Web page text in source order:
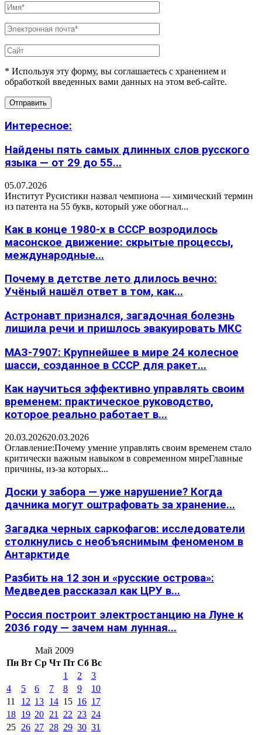
* Используя эту форму, вы соглашаетесь с хранением и
обработкой введенных вами данных на этом веб-сайте.
Интересное:
Найдены пять самых длинных слов русского
языка — от 29 до 55...
05.07.2026
Институт Русистики назвал чемпиона — химический термин
из патента на 55 букв, который уже обогнал...
Как в конце 1980-х в СССР возродилось
масонское движение: скрытые процессы,
международные...
Почему в детстве лето длилось вечно:
Учёный нашёл ответ в том, как...
Астронавт признался, загадочная болезнь
лишила речи и пришлось эвакуировать МКС
МАЗ-7907: Крупнейшее в мире 24 колесное
шасси, созданное в СССР для ракет...
Как научиться эффективно управлять своим
временем: практическое руководство,
которое реально работает в...
20.03.202620.03.2026
Оглавление:Почему умение управлять своим временем стало
критически важным навыком в современном миреГлавные
причины, из-за которых...
Доски у забора — уже нарушение? Когда
дачника могут оштрафовать за хранение...
Загадка черных саркофагов: исследователи
столкнулись с необъяснимым феноменом в
Антарктиде
Разбить на 12 зон и «русские острова»:
Медведев рассказал как ЦРУ в...
Россия построит электростанцию на Луне к
2036 году — зачем нам лунная...
Май 2009
Пн Вт Ср Чт Пт Сб Вс
1
2
3
4
5 6 7 8 9
10
11
12 13 14 15 16 17
18 19 20 21 22 23 24
25 26 27 28 29 30 31